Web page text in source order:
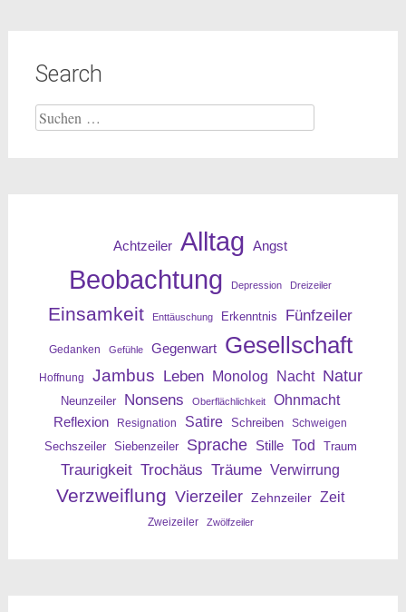
Search
Suche
nach:
Achtzeiler Alltag Angst
Beobachtung Depression Dreizeiler
Einsamkeit Enttäuschung Erkenntnis Fünfzeiler
Gedanken Gefühle Gegenwart Gesellschaft
Hoffnung Jambus Leben Monolog Nacht Natur
Neunzeiler Nonsens Oberflächlichkeit
Ohnmacht
Reflexion
Resignation Satire Schreiben Schweigen
Sechszeiler Siebenzeiler Sprache Stille Tod Traum
Traurigkeit Trochäus Träume Verwirrung
Verzweiflung Vierzeiler Zehnzeiler Zeit
Zweizeiler Zwölfzeiler